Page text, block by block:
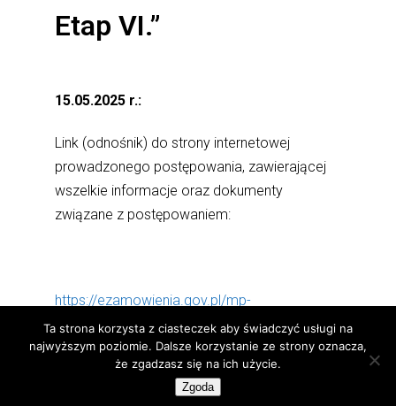
Etap VI.”
15.05.2025 r.:
Link (odnośnik) do strony internetowej
prowadzonego postępowania, zawierającej
wszelkie informacje oraz dokumenty
związane z postępowaniem:
https://ezamowienia.gov.pl/mp-
client/search/list/ocds-148610-2354ea07-
6005-4f29-be17-d296fc740464
Ta strona korzysta z ciasteczek aby świadczyć usługi na
najwyższym poziomie. Dalsze korzystanie ze strony oznacza,
że zgadzasz się na ich użycie.
Zgoda